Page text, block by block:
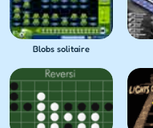
Blobs solitaire